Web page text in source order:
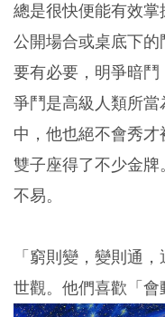
總是很快便能有效掌
公開場合或桌底下
要有必要，明爭暗
爭鬥是高級人類所
中，他也絕不會秀
雙子座得了不少金
不易。
「窮則變，變則通
世觀。他們喜歡「會